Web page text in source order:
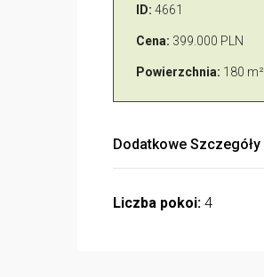
ID: 4661
Cena: 399.000 PLN
Powierzchnia: 180 m²
Dodatkowe Szczegóły
Liczba pokoi: 4